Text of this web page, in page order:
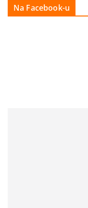
Na Facebook-u